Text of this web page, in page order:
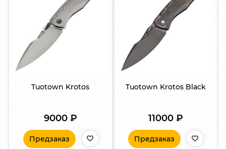
Tuotown Krotos
9000 ₽
Предзаказ
Tuotown Krotos Black
11000 ₽
Предзаказ